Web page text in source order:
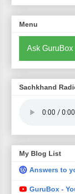
Menu
Ask GuruBox
Sachkhand
My Blog List
Answers to
GuruBox -